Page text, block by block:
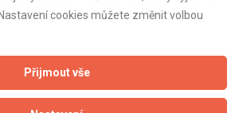
cookies můžete změnit volbou
Přijmout vše